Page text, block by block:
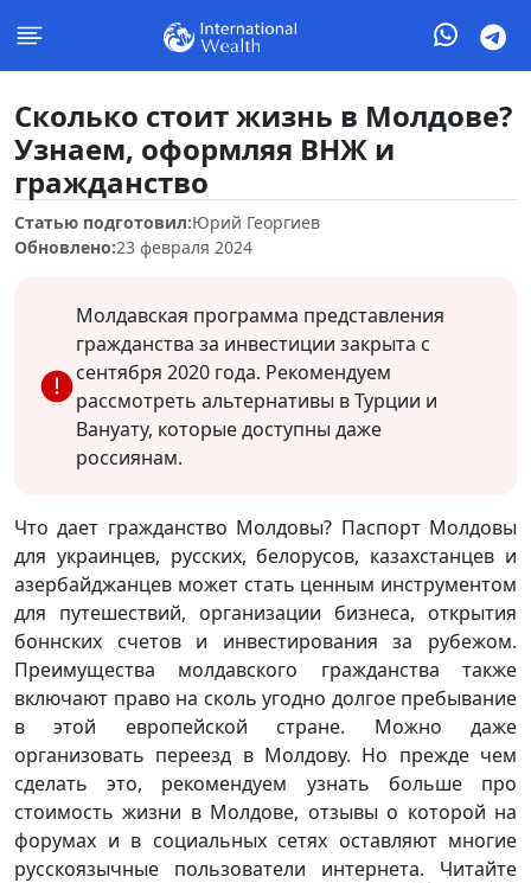
Сколько стоит жизнь в Молдове?
Узнаем, оформляя ВНЖ и
гражданство
Статью подготовил:Юрий Георгиев
Обновлено:23 февраля 2024
Молдавская программа представления
гражданства за инвестиции закрыта с
сентября 2020 года. Рекомендуем
рассмотреть альтернативы в Турции и
Вануату, которые доступны даже
россиянам.
Что дает гражданство Молдовы? Паспорт Молдовы
для украинцев, русских, белорусов, казахстанцев и
азербайджанцев может стать ценным инструментом
для путешествий, организации бизнеса, открытия
боннских счетов и инвестирования за рубежом.
Преимущества молдавского гражданства также
включают право на сколь угодно долгое пребывание
в этой европейской стране. Можно даже
организовать переезд в Молдову. Но прежде чем
сделать это, рекомендуем узнать больше про
стоимость жизни в Молдове, отзывы о которой на
форумах и в социальных сетях оставляют многие
русскоязычные пользователи интернета. Читайте